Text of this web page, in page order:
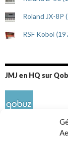
Roland JX-8P
RSF Kobol
JMJ en HQ sur